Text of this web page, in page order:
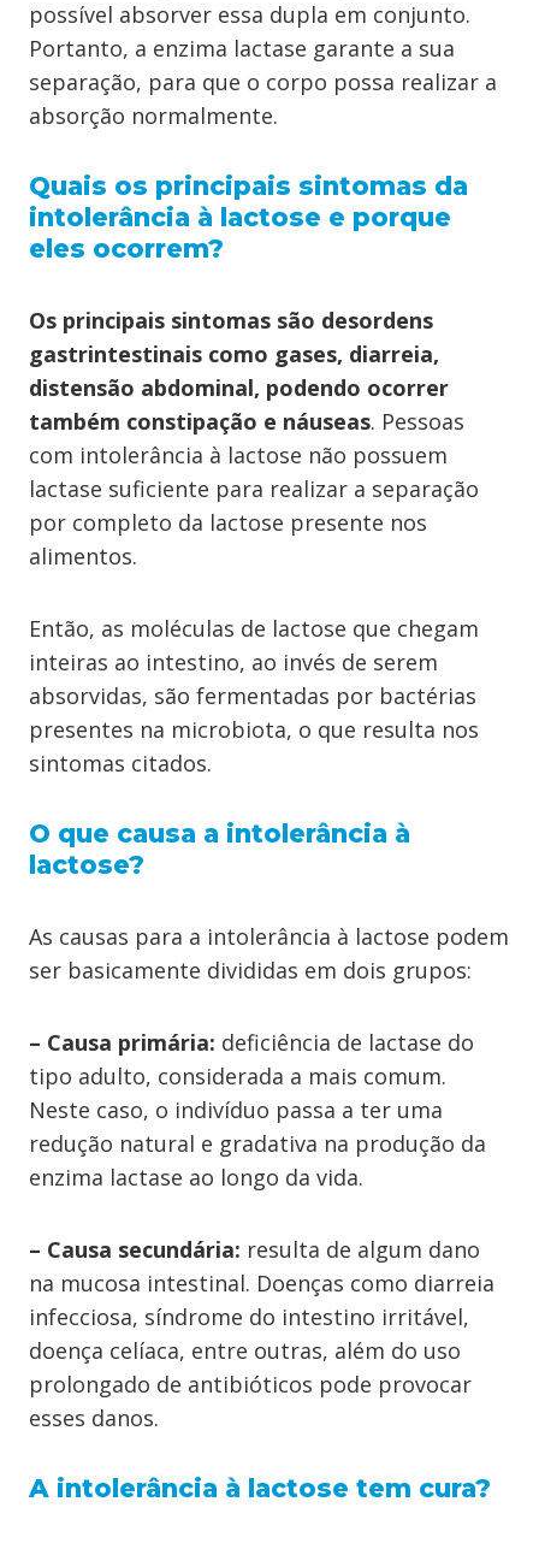
possível absorver essa dupla em conjunto.
Portanto, a enzima lactase garante a sua
separação, para que o corpo possa realizar a
absorção normalmente.
Quais os principais sintomas da
intolerância à lactose e porque
eles ocorrem?
Os principais sintomas são desordens
gastrintestinais como gases, diarreia,
distensão abdominal, podendo ocorrer
também constipação e náuseas. Pessoas
com intolerância à lactose não possuem
lactase suficiente para realizar a separação
por completo da lactose presente nos
alimentos.
Então, as moléculas de lactose que chegam
inteiras ao intestino, ao invés de serem
absorvidas, são fermentadas por bactérias
presentes na microbiota, o que resulta nos
sintomas citados.
O que causa a intolerância à
lactose?
As causas para a intolerância à lactose podem
ser basicamente divididas em dois grupos:
– Causa primária: deficiência de lactase do
tipo adulto, considerada a mais comum.
Neste caso, o indivíduo passa a ter uma
redução natural e gradativa na produção da
enzima lactase ao longo da vida.
– Causa secundária: resulta de algum dano
na mucosa intestinal. Doenças como diarreia
infecciosa, síndrome do intestino irritável,
doença celíaca, entre outras, além do uso
prolongado de antibióticos pode provocar
esses danos.
A intolerância à lactose tem cura?